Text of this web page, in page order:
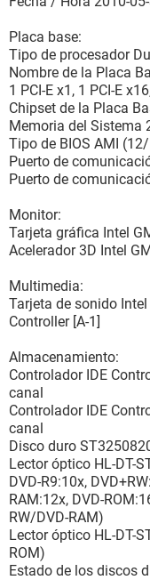
Placa base:
Tipo de procesador
Nombre de la Placa
1 PCI-E x1, 1 PCI-E
Chipset de la Placa
Memoria del Sistema
Tipo de BIOS AMI
Puerto de
Puerto de
Monitor:
Tarjeta gráfica Intel
Acelerador 3D Intel
Multimedia:
Tarjeta de sonido
Controller [A-1]
Almacenamiento:
Controlador IDE
canal
Controlador IDE
canal
Disco duro
Lector óptico HL-DT-
DVD-R9:10x,
RAM:12x, DVD-
RW/DVD-RAM)
Lector óptico HL-DT-
ROM)
Estado de los discos